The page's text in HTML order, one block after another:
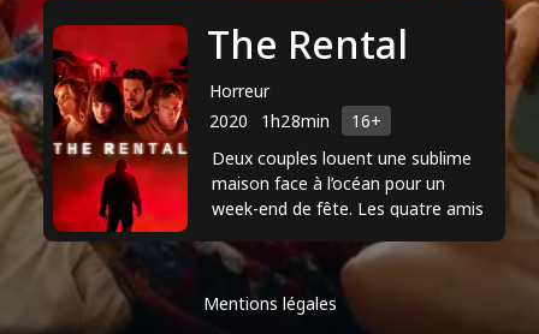
The Rental
Horreur
2020
1h28min
16+
Deux couples louent une sublime
maison face à l’océan pour un
week-end de fête. Les quatre amis
la beauté de l’endroit, ...
Mentions légales